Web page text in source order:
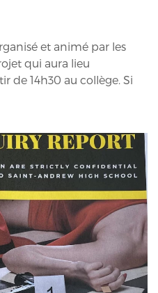
et animé par les
qui aura lieu
de 14h30 au collège. Si